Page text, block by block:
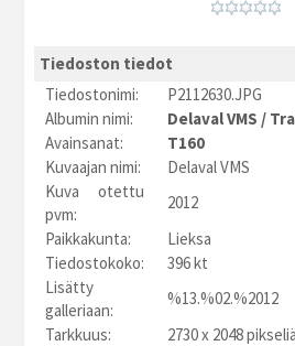
Tiedoston tiedot
Tiedostonimi:
P2112630.JPG
Albumin nimi:
Delaval VMS /
Avainsanat:
T160
Kuvaajan nimi:
Delaval VMS
Kuva otettu
pvm:
2012
Paikkakunta:
Lieksa
Tiedostokoko:
396 kt
Lisätty
galleriaan:
%13.%02.%2012
Tarkkuus:
2730 x 2048 pikseliä